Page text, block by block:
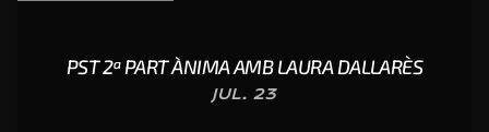
PST 2ª PART ÀNIMA AMB LAURA DALLARÈS
JUL. 23